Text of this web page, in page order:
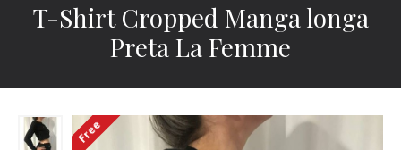
T-Shirt Cropped Manga longa
Preta La Femme
Free